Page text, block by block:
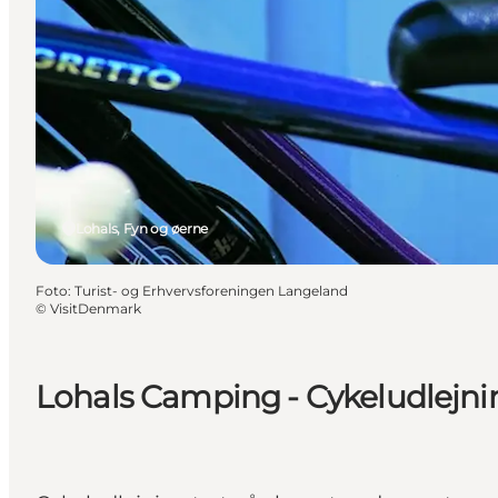
Lohals Camping -
Lohals, Fyn og øerne
Foto: Turist- og Erhvervsforeningen Langeland
© VisitDenmark